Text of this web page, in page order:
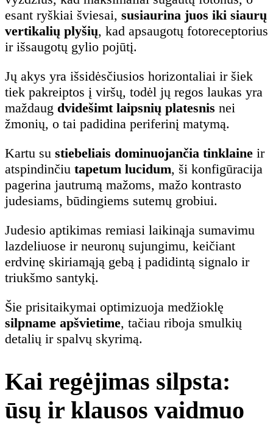
esant ryškiai šviesai, susiaurina juos iki siaurų
vertikalių plyšių, kad apsaugotų fotoreceptorius
ir išsaugotų gylio pojūtį.
Jų akys yra išsidėsčiusios horizontaliai ir šiek
tiek pakreiptos į viršų, todėl jų regos laukas yra
maždaug dvidešimt laipsnių platesnis nei
žmonių, o tai padidina periferinį matymą.
Kartu su stiebeliais dominuojančia tinklaine ir
atspindinčiu tapetum lucidum, ši konfigūracija
pagerina jautrumą mažoms, mažo kontrasto
judesiams, būdingiems sutemų grobiui.
Judesio aptikimas remiasi laikinąja sumavimu
lazdeliuose ir neuronų sujungimu, keičiant
erdvinę skiriamąją gebą į padidintą signalo ir
triukšmo santykį.
Šie prisitaikymai optimizuoja medžioklę
silpname apšvietime, tačiau riboja smulkių
detalių ir spalvų skyrimą.
Kai regėjimas silpsta:
ūsų ir klausos vaidmuo